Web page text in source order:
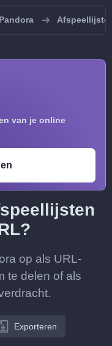
Pandora
van je online
op als URL-
te delen of als
Exporteren